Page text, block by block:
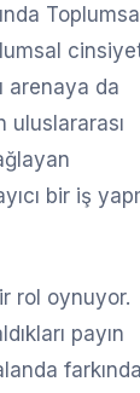
Toplumsal
arenaya da
uluslararası
bir iş
rol oynuyor.
payın